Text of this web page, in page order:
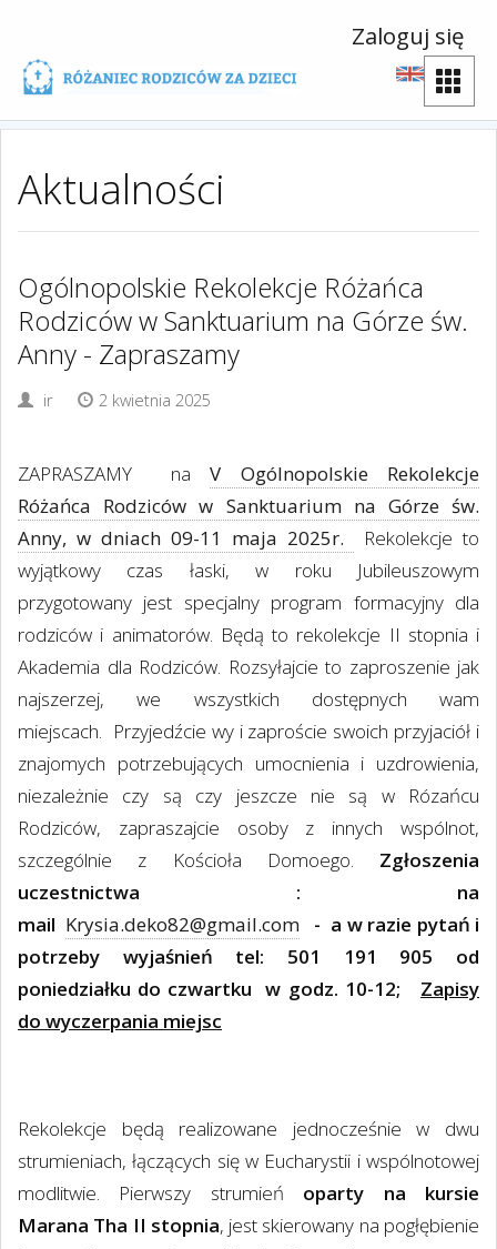
Zaloguj się
Aktualności
Ogólnopolskie Rekolekcje Różańca
Rodziców w Sanktuarium na Górze św.
Anny - Zapraszamy
ir 2 kwietnia 2025
ZAPRASZAMY naV Ogólnopolskie Rekolekcje
Różańca Rodziców w Sanktuarium na Górze św.
Anny, w dniach 09-11 maja 2025r.
Rekolekcje to
wyjątkowy czas łaski, w roku Jubileuszowym
przygotowany jest specjalny program formacyjny dla
rodziców i animatorów. Będą to rekolekcje II stopnia i
Akademia dla Rodziców. Rozsyłajcie to zaproszenie jak
najszerzej, we wszystkich dostępnych wam
miejscach. Przyjedźcie wy i zaproście swoich przyjaciół i
znajomych potrzebujących umocnienia i uzdrowienia,
niezależnie czy są czy jeszcze nie są w Rózańcu
Rodziców, zapraszajcie osoby z innych wspólnot,
szczególnie z Kościoła Domoego. Zgłoszenia
uczestnictwa : na
mail Krysia.deko82@gmail.com - a wrazie pytań i
potrzeby wyjaśnień tel: 501 191 905 od
poniedziałku do czwartku w godz. 10-12;
Zapisy
do wyczerpania miejsc
Rekolekcje będą realizowane jednocześnie w dwu
strumieniach, łączących się w Eucharystii i wspólnotowej
modlitwie. Pierwszy strumień oparty na kursie
Marana Tha II stopnia, jest skierowany na pogłębienie